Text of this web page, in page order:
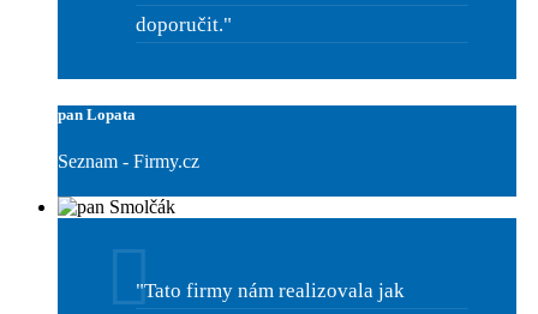
doporučit."
pan Lopata
Seznam - Firmy.cz
"Tato firmy nám realizovala jak